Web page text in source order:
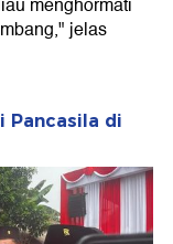
menghormati
jelas
Pancasila di